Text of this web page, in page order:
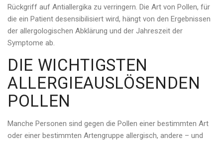
Rückgriff auf Antiallergika zu verringern. Die Art von Pollen, für
die ein Patient desensibilisiert wird, hängt von den Ergebnissen
der allergologischen Abklärung und der Jahreszeit der
Symptome ab.
DIE WICHTIGSTEN
ALLERGIEAUSLÖSENDEN
POLLEN
Manche Personen sind gegen die Pollen einer bestimmten Art
oder einer bestimmten Artengruppe allergisch, andere – und